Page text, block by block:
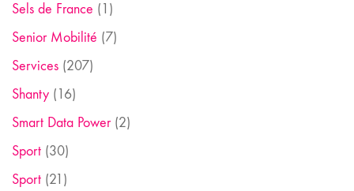
Sels de France (1)
Senior Mobilité (7)
Services (207)
Shanty (16)
Smart Data Power(2)
Sport (30)
Sport (21)